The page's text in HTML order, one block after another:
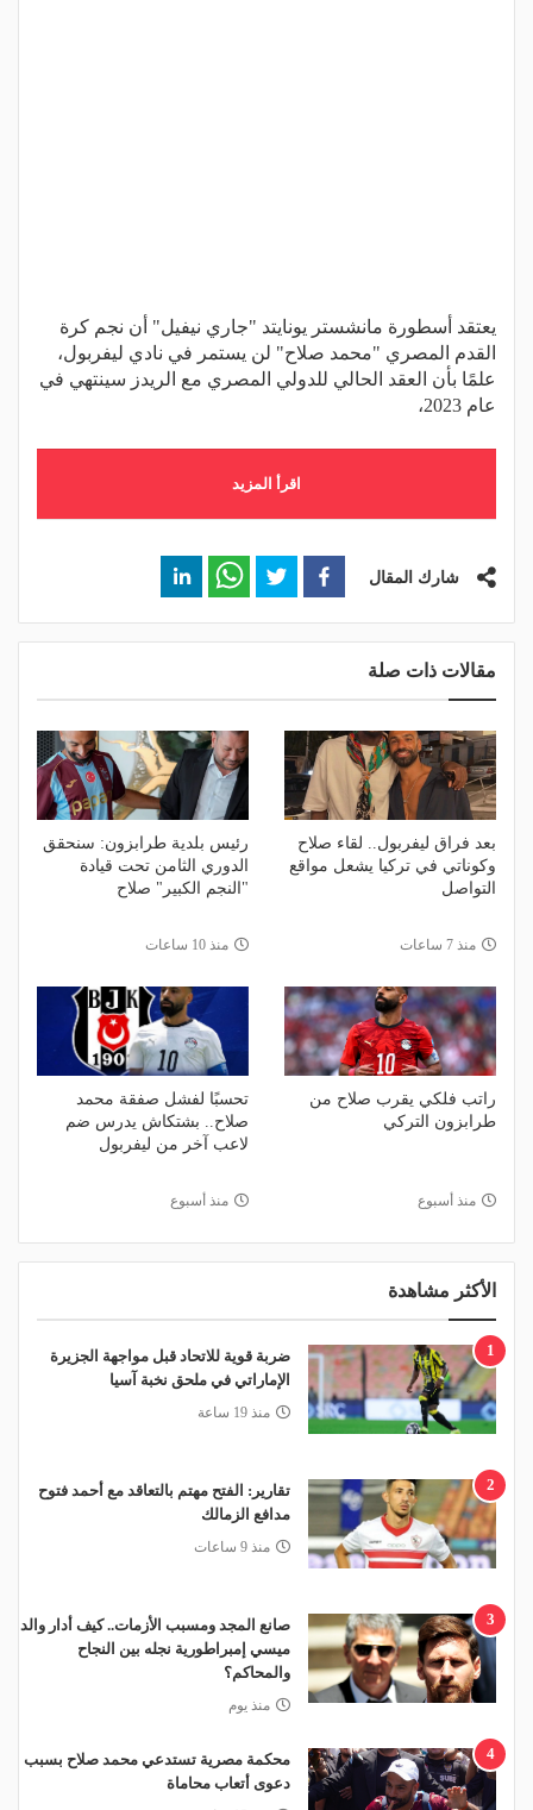
يعتقد أسطورة مانشستر يونايتد "جاري نيفيل" أن نجم كرة
القدم المصري "محمد صلاح" لن يستمر في نادي ليفربول،
علمًا بأن العقد الحالي للدولي المصري مع الريدز سينتهي في
عام 2023،
اقرأ المزيد
شارك المقال
مقالات ذات صلة
بعد فراق ليفربول.. لقاء صلاح
وكوناتي في تركيا يشعل مواقع
التواصل
منذ 7 ساعات
رئيس بلدية طرابزون: سنحقق
الدوري الثامن تحت قيادة
"النجم الكبير" صلاح
منذ 10 ساعات
راتب فلكي يقرب صلاح من
طرابزون التركي
منذ أسبوع
تحسبًا لفشل صفقة محمد
صلاح.. بشتكاش يدرس ضم
لاعب آخر من ليفربول
منذ أسبوع
الأكثر مشاهدة
1
ضربة قوية للاتحاد قبل مواجهة الجزيرة
الإماراتي في ملحق نخبة آسيا
منذ 19 ساعة
2
تقارير: الفتح مهتم بالتعاقد مع أحمد فتوح
مدافع الزمالك
منذ 9 ساعات
3
صانع المجد ومسبب الأزمات.. كيف أدار والد
ميسي إمبراطورية نجله بين النجاح
والمحاكم؟
منذ يوم
4
محكمة مصرية تستدعي محمد صلاح بسبب
دعوى أتعاب محاماة